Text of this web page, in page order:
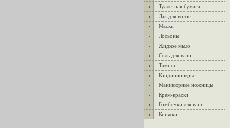
Туалетная бумага
Лак для волос
Маски
Лосьоны
Жидкое мыло
Соль для ванн
Тампон
Кондиционеры
Маникюрные ножницы
Крем-краски
Бомбочки для ванн
Книжки